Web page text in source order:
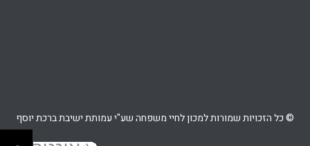
© כל הזכויות שמורות למכון לחיי משפחה שע"י עמותת ישיבת ברכת יוסף